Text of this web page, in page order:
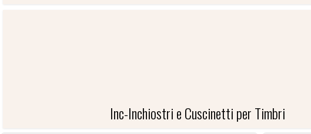
Inc-Inchiostri e Cuscinetti per Timbri